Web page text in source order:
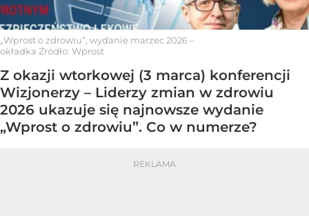
„Wprost o zdrowiu”, wydanie marzec 2026 –
okładka Źródło: Wprost
Z okazji wtorkowej (3 marca) konferencji
Wizjonerzy – Liderzy zmian w zdrowiu
2026 ukazuje się najnowsze wydanie
„Wprost o zdrowiu”. Co w numerze?